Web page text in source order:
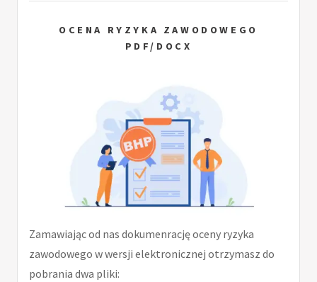
OCENA RYZYKA ZAWODOWEGO
PDF/DOCX
Zamawiając od nas dokumenrację oceny ryzyka
zawodowego w wersji elektronicznej otrzymasz do
pobrania dwa pliki: